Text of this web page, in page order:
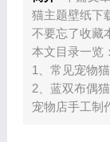
猫主题壁纸下
不要忘了收藏
本文目录一览：
1、常见宠物
2、蓝双布偶
宠物店手工制